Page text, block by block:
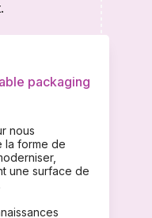
packaging
nous
la forme de
une surface de